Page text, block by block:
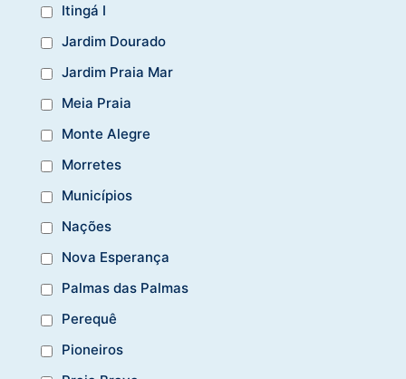
Itingá I
Jardim Dourado
Jardim Praia Mar
Meia Praia
Monte Alegre
Morretes
Municípios
Nações
Nova Esperança
Palmas das Palmas
Perequê
Pioneiros